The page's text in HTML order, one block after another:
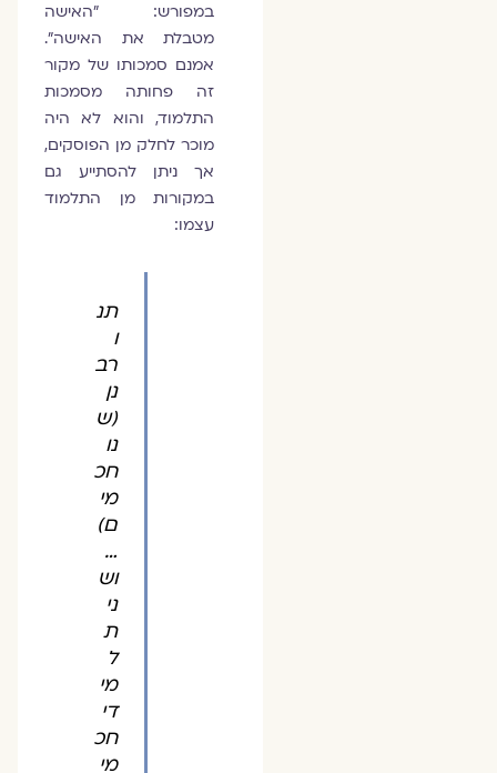
במפורש: "האישה
מטבלת את האישה".
אמנם סמכותו של מקור
זה פחותה מסמכות
התלמוד, והוא לא היה
מוכר לחלק מן הפוסקים,
אך ניתן להסתייע גם
במקורות מן התלמוד
עצמו:
תנ
רב
נן
(ש
נו
חכ
מי
ם)
…
וש
ני
ת
ל
מי
די
חכ
מי